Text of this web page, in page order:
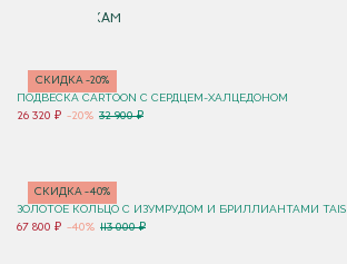
ПО НОВИНКАМ
СКИДКА -20%
ПОДВЕСКА CARTOON C СЕРДЦЕМ-ХАЛЦЕДОНОМ
26 320 ₽ -20% 32 900 ₽
СКИДКА -40%
ЗОЛОТОЕ КОЛЬЦО С ИЗУМРУДОМ И БРИЛЛИАНТАМИ TAIS
67 800 ₽ -40% 113 000 ₽